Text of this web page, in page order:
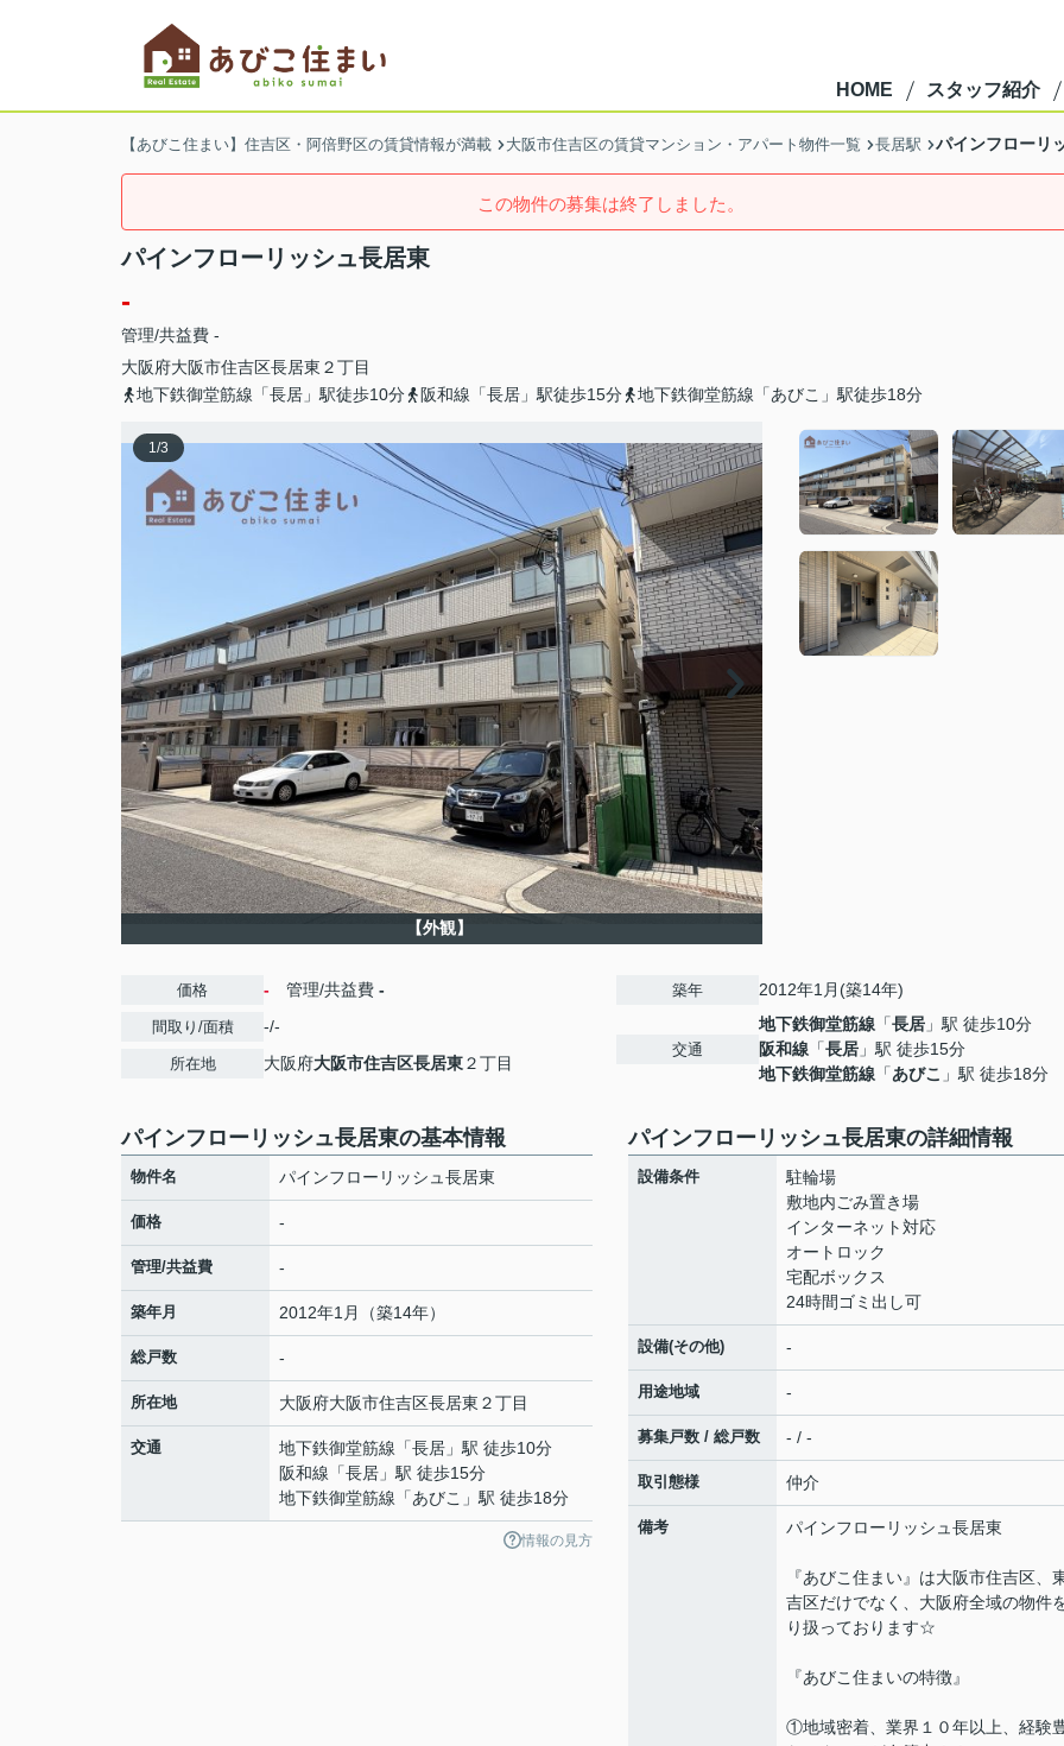
HOME スタッフ紹介
【あびこ住まい】住吉区・阿倍野区の賃貸情報が満載 大阪市住吉区の賃貸マンション・アパート物件一覧 長居駅 パインフローリ
この物件の募集は終了しました。
パインフローリッシュ長居東
-
管理/共益費 -
大阪府大阪市住吉区長居東 ２丁目
地下鉄御堂筋線「長居」駅徒歩10分
阪和線「長居」駅徒歩15分 地下鉄御堂筋線「あびこ」駅徒歩18分
1/3
【外観】
価格 - 管理/共益費 -
間取り/面積 -/-
所在地 大阪府大阪市住吉区長居東２丁目
築年 2012年1月(築14年)
交通
地下鉄御堂筋線 「長居 」駅 徒歩10分
阪和線 「長居 」駅 徒歩15分
地下鉄御堂筋線 「あびこ 」駅 徒歩18分
パインフローリッシュ長居東の基本情報
物件名 パインフローリッシュ長居東
価格 -
管理/共益費 -
築年月 2012年1月（築14年）
総戸数 -
所在地 大阪府大阪市住吉区長居東 ２丁目
交通 地下鉄御堂筋線 「長居 」駅 徒歩10分
阪和線 「長居 」駅 徒歩15分
地下鉄御堂筋線 「あびこ 」駅 徒歩18分
情報の見方
パインフローリッシュ長居東の詳細情報
設備条件
駐輪場
敷地内ごみ置き場
インターネット対応
オートロック
宅配ボックス
24時間ゴミ出し可
設備(その他) -
用途地域 -
募集戸数 / 総戸数 - / -
取引態様 仲介
備考 パインフローリッシュ長居東
『あびこ住まい』は大阪市住吉区、
吉区だけでなく、大阪府全域の物件
り扱っております☆
『あびこ住まいの特徴』
①地域密着、業界１０年以上、経験